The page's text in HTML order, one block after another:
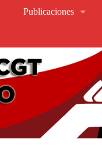
Publicaciones